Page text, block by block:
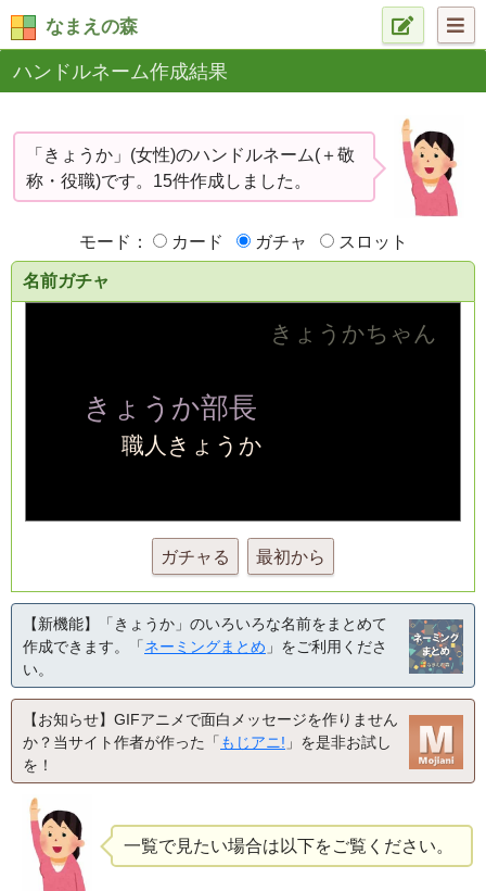
なまえの森
ハンドルネーム作成結果
「きょうか」(女性)のハンドルネーム(＋敬
称・役職)です。15件作成しました。
モード： カード ガチャ スロット
名前ガチャ
ガチャる 最初から
【新機能】「きょうか」のいろいろな名前をまとめて
作成できます。「ネーミングまとめ 」をご利用くださ
い。
【お知らせ】GIFアニメで面白メッセージを作りません
か？当サイト作者が作った「 もじアニ! 」を是非お試し
を！
一覧で見たい場合は以下をご覧ください。